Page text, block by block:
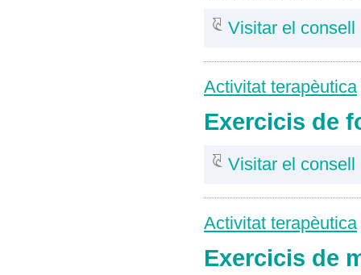
Visitar el consell
Activitat terapèutica
Exercicis de
Visitar el consell
Activitat terapèutica
Exercicis de